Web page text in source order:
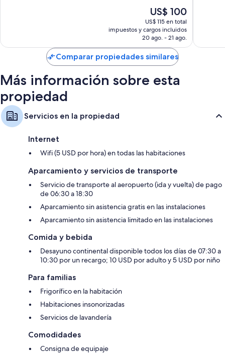
El
precio
actual
es
de
US$ 100
US$ 100
US$ 115 en total
impuestos y cargos incluidos
20 ago. - 21 ago.
Comparar propiedades similares
Más información sobre esta
propiedad
Servicios en la propiedad
Internet
Wifi (5 USD por hora) en todas las habitaciones
Aparcamiento y servicios de transporte
Servicio de transporte al aeropuerto (ida y vuelta) de pago
de 06:30 a 18:30
Aparcamiento sin asistencia gratis en las instalaciones
Aparcamiento sin asistencia limitado en las instalaciones
Comida y bebida
Desayuno continental disponible todos los días de 07:30 a
10:30 por un recargo; 10 USD por adulto y 5 USD por niño
Para familias
Frigorífico en la habitación
Habitaciones insonorizadas
Servicios de lavandería
Comodidades
Consigna de equipaje